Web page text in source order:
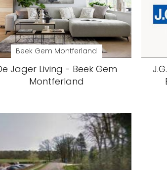
Beek Gem Montferland
Jager Living - Beek Gem
Montferland